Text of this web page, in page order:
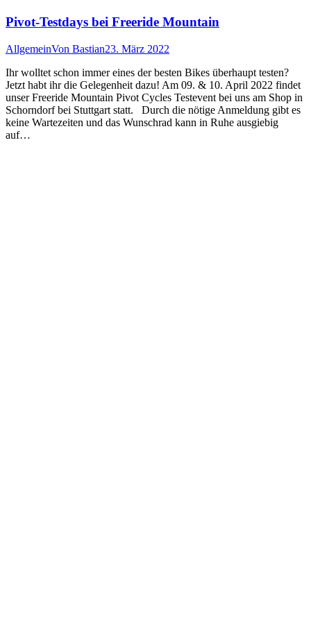
Pivot-Testdays bei Freeride Mountain
AllgemeinVon Bastian23. März 2022
Ihr wolltet schon immer eines der besten Bikes überhaupt testen?
Jetzt habt ihr die Gelegenheit dazu! Am 09. & 10. April 2022 findet
unser Freeride Mountain Pivot Cycles Testevent bei uns am Shop in
Schorndorf bei Stuttgart statt. Durch die nötige Anmeldung gibt es
keine Wartezeiten und das Wunschrad kann in Ruhe ausgiebig
auf…